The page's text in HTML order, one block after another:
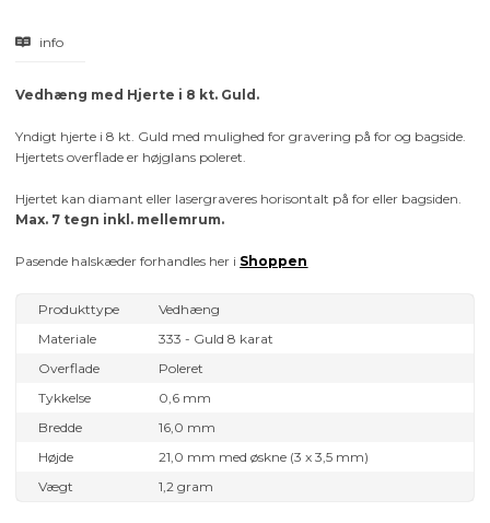
info
Vedhæng med Hjerte i 8 kt. Guld.
Yndigt hjerte i 8 kt. Guld med mulighed for gravering på for og bagside.
Hjertets overflade er højglans poleret.
Hjertet kan diamant eller lasergraveres horisontalt på for eller bagsiden.
Max. 7 tegn inkl. mellemrum.
Pasende halskæder forhandles her i Shoppen
Produkttype
Vedhæng
Materiale
333 - Guld 8 karat
Overflade
Poleret
Tykkelse
0,6 mm
Bredde
16,0 mm
Højde
21,0 mm med øskne (3 x 3,5 mm)
Vægt
1,2 gram